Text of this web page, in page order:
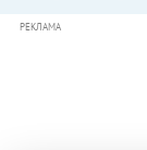
РЕКЛАМА